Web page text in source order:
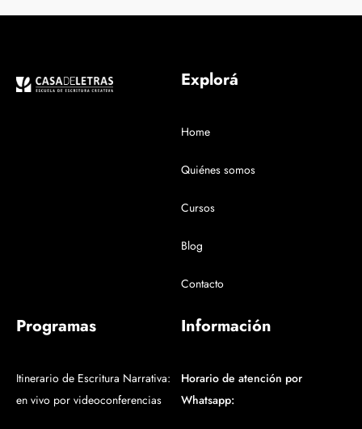
Explorá
Home
Quiénes somos
Cursos
Blog
Contacto
Programas
Itinerario de Escritura Narrativa:
en vivo por videoconferencias
Información
Horario de atención por
Whatsapp: